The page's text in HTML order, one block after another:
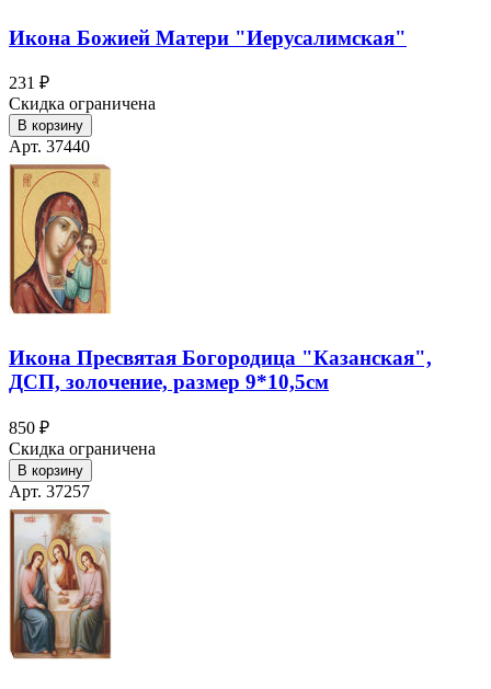
Икона Божией Матери "Иерусалимская"
231 ₽
Скидка ограничена
В корзину
Арт. 37440
Икона Пресвятая Богородица "Казанская",
ДСП, золочение, размер 9*10,5см
850 ₽
Скидка ограничена
В корзину
Арт. 37257